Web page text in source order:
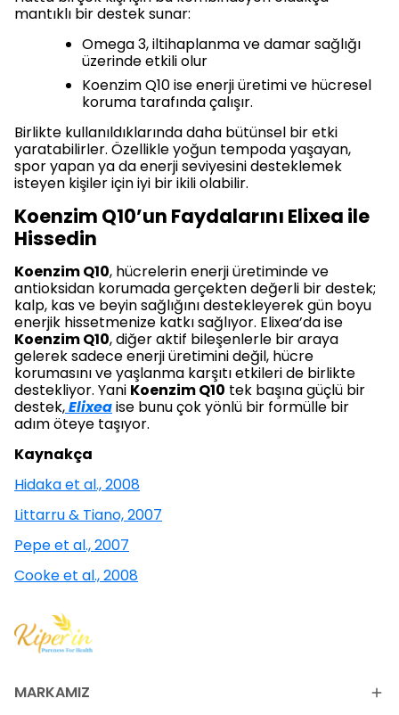
mantıklı bir destek sunar:
Omega 3, iltihaplanma ve damar sağlığı
üzerinde etkili olur
Koenzim Q10 ise enerji üretimi ve hücresel
koruma tarafında çalışır.
Birlikte kullanıldıklarında daha bütünsel bir etki
yaratabilirler. Özellikle yoğun tempoda yaşayan,
spor yapan ya da enerji seviyesini desteklemek
isteyen kişiler için iyi bir ikili olabilir.
Koenzim Q10’un Faydalarını Elixea ile
Hissedin
Koenzim Q10, hücrelerin enerji üretiminde ve
antioksidan korumada gerçekten değerli bir destek;
kalp, kas ve beyin sağlığını destekleyerek gün boyu
enerjik hissetmenize katkı sağlıyor. Elixea’da ise
Koenzim Q10, diğer aktif bileşenlerle bir araya
gelerek sadece enerji üretimini değil, hücre
korumasını ve yaşlanma karşıtı etkileri de birlikte
destekliyor. Yani Koenzim Q10 tek başına güçlü bir
destek,Elixeaise bunu çok yönlü bir formülle bir
adım öteye taşıyor.
Kaynakça
Hidaka et al., 2008
Littarru & Tiano, 2007
Pepe et al., 2007
Cooke et al., 2008
MARKAMIZ